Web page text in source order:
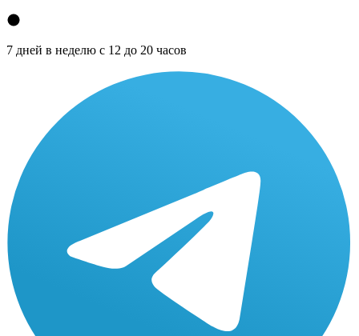
7 дней в неделю с 12 до 20 часов